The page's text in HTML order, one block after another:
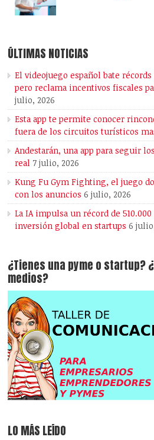
ÚLTIMAS NOTICIAS
El videojuego español bate
pero reclama incentivos fiscales
julio, 2026
Esta app te permite conocer
fuera de los circuitos turísticos
Andestarán, una app para seguir
real 7 julio, 2026
Kung Fu Gym Fighting, el juego
con los anuncios 6 julio, 2026
La IA impulsa un récord de
inversión global en startups 6
¿Tienes una pyme o startup? ¿Quieres salir en los
medios?
LO MÁS LEÍDO